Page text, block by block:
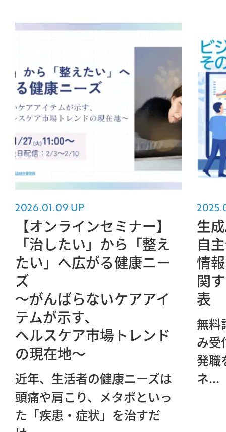
2026.01.09 UP
【オンラインセミナー】
「治したい」から「整え
たい」へ広がる健康ニー
ズ
～がんばらないケアアイ
テムが示す、
ヘルスケア市場トレンド
の現在地～
近年、生活者の健康ニーズは
頭痛や肩こり、メタボといっ
た「疾患・症状」を治すだ
生
自
情
関
表
無料
み受
発職
ネ...